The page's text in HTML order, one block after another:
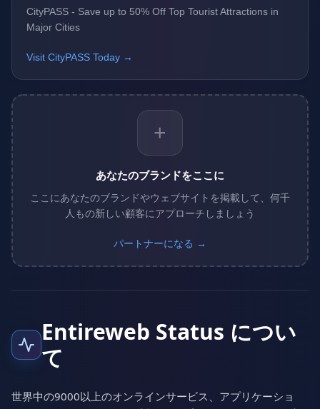
CityPASS - Save up to 50% Off Top Tourist Attractions in
Major Cities
Visit CityPASS Today →
+
あなたのブランドをここに
ここにあなたのブランドやウェブサイトを掲載して、何千
人もの新しい顧客にアプローチしましょう
パートナーになる →
Entireweb Status につい
て
世界中の9000以上のオンラインサービス、アプリケーショ